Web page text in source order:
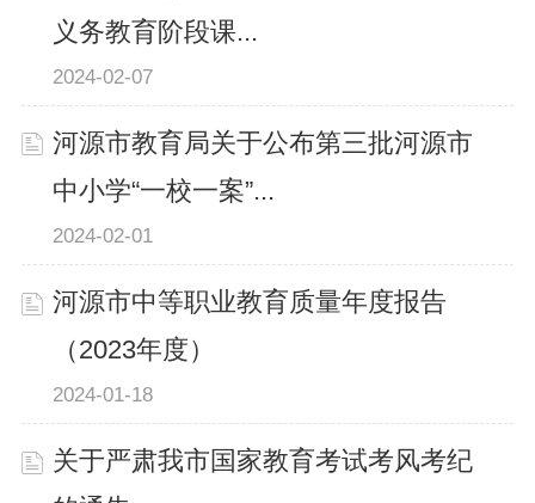
义务教育阶段课...
2024-02-07
河源市教育局关于公布第三批河源市
中小学“一校一案”...
2024-02-01
河源市中等职业教育质量年度报告
（2023年度）
2024-01-18
关于严肃我市国家教育考试考风考纪